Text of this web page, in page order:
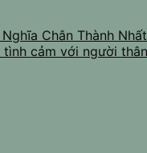
Chân Thành Nhất
cảm với người thân